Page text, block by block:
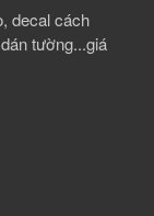
decal cách
tường...giá